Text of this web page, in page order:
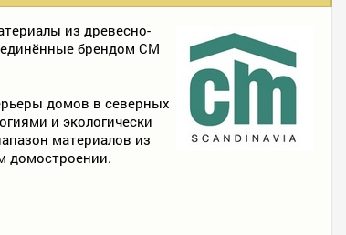
из древесно-
брендом CM
домов в северных
и экологически
материалов из
домостроении.